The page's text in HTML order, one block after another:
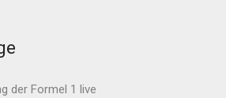
der Formel 1 live